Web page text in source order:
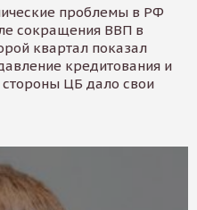
проблемы в РФ
сокращения ВВП в
квартал показал
кредитования и
стороны ЦБ дало свои